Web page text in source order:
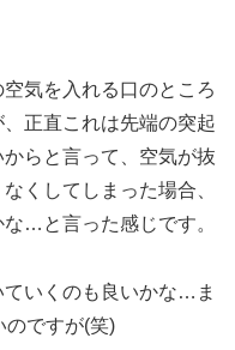
気を入れる口のところ
正直これは先端の突起
らと言って、空気が抜
くしてしまった場合、
…と言った感じです。
いくのも良いかな…ま
のですが(笑)